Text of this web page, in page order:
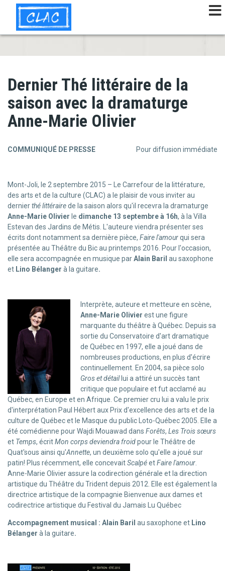
contenu
principal
Dernier Thé littéraire de la
saison avec la dramaturge
Anne-Marie Olivier
COMMUNIQUÉ DE PRESSE Pour diffusion immédiate
Mont-Joli, le 2 septembre 2015 – Le Carrefour de la littérature,
des arts et de la culture (CLAC) a le plaisir de vous inviter au
dernierthé littérairede la saison alors qu'il recevra la dramaturge
Anne-Marie Olivier le dimanche 13 septembre à 16h, à la Villa
Estevan des Jardins de Métis. L'auteure viendra présenter ses
écrits dont notamment sa dernière pièce, Faire l'amourqui sera
présentée au Théâtre du Bic au printemps 2016. Pour l'occasion,
elle sera accompagnée en musique parAlain Baril au saxophone
et Lino Bélanger à la guitare.
Interprète, auteure et metteure en scène,
Anne-Marie Olivier est une figure
marquante du théâtre à Québec. Depuis sa
sortie du Conservatoire d'art dramatique
de Québec en 1997, elle a joué dans de
nombreuses productions, en plus d'écrire
continuellement. En 2004, sa pièce solo
Gros et détaillui a attiré un succès tant
critique que populaire et fut acclamé au
Québec, en Europe et en Afrique. Ce premier cru lui a valu le prix
d'interprétation Paul Hébert aux Prix d'excellence des arts et de la
culture de Québec et le Masque du public Loto-Québec 2005. Elle a
été comédienne pour Wajdi Mouawad dans Forêts, Les Trois sœurs
et Temps, écritMon corps deviendra froidpour le Théâtre de
Quat'sous ainsi qu'Annette, un deuxième solo qu'elle a joué sur
patin! Plus récemment, elle concevaitScalpéetFaire l'amour
Anne-Marie Olivier assure la codirection générale et la direction
artistique du Théâtre du Trident depuis 2012. Elle est également la
directrice artistique de la compagnie Bienvenue aux dames et
codirectrice artistique du Festival du Jamais Lu Québec
Accompagnement musical : Alain Baril au saxophone et Lino
Bélanger à la guitare.